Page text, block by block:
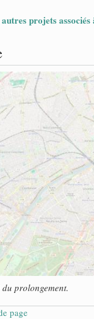
projets associés
prolongement.
page